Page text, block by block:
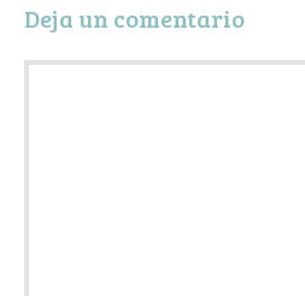
Deja un comentario